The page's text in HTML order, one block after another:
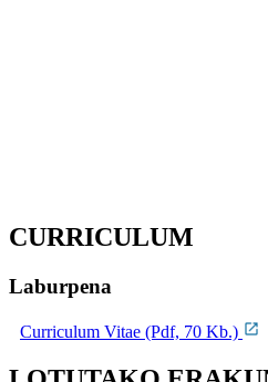
CURRICULUM
Laburpena
Curriculum Vitae (Pdf, 70 Kb.)